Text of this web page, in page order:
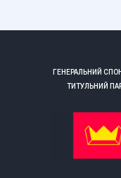
ГЕНЕРАЛЬНИЙ
ТИТУЛЬНИЙ